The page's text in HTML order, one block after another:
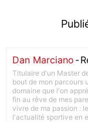
Dan Marciano -
Titulaire d'un Master
bout de mon parcours
domaine que l'on
fin au rêve de mes
vivre de ma passion :
l'actualité sportive en